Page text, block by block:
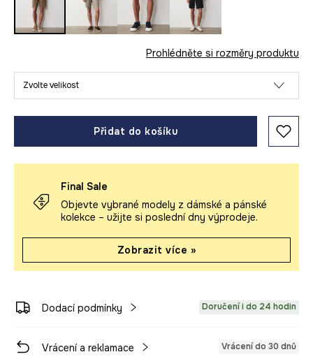
Prohlédněte si rozměry produktu
Zvolte velikost
Přidat do košíku
Final Sale
Objevte vybrané modely z dámské a pánské
kolekce – užijte si poslední dny výprodeje.
Zobrazit více »
Dodací podmínky Doručení i do 24 hodin
Vrácení a reklamace Vrácení do 30 dnů